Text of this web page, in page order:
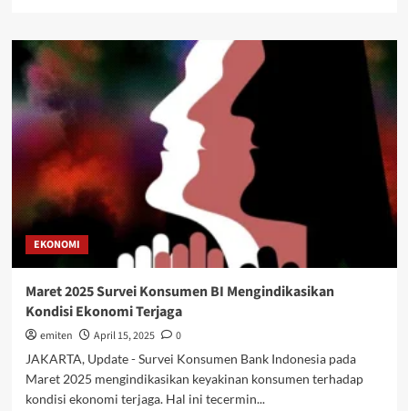
BTN
JAKIM
Dongkrak
Digital
Banking
EKONOMI
Maret 2025 Survei Konsumen BI Mengindikasikan
Kondisi Ekonomi Terjaga
emiten April 15, 2025
0
JAKARTA, Update - Survei Konsumen Bank Indonesia pada
Maret 2025 mengindikasikan keyakinan konsumen terhadap
kondisi ekonomi terjaga. Hal ini tecermin...